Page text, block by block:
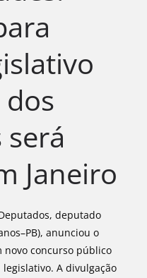
Janeiro
deputado
anunciou o
concurso público
A divulgação